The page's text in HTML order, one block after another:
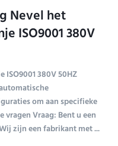
Nevel het
ISO9001 380V
380V 50HZ
om aan specifieke
Vraag: Bent u een
zijn een fabrikant met ...